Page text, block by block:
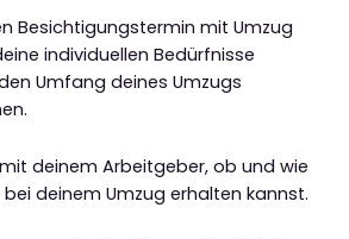
Besichtigungstermin mit Umzug
individuellen Bedürfnisse
Umfang deines Umzugs
deinem Arbeitgeber, ob und wie
deinem Umzug erhalten kannst.